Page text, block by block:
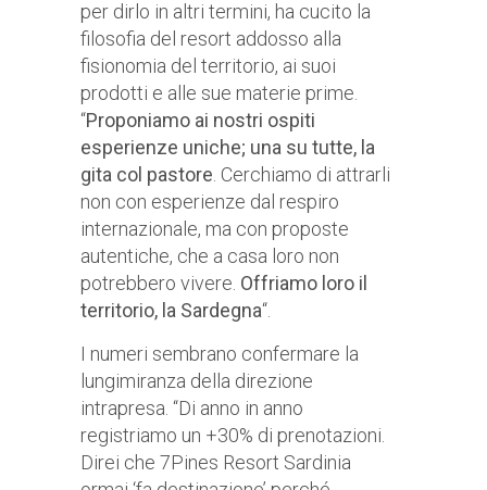
per dirlo in altri termini, ha cucito la
filosofia del resort addosso alla
fisionomia del territorio, ai suoi
prodotti e alle sue materie prime.
“Proponiamo ai nostri ospiti
esperienze uniche; una su tutte, la
gita col pastore. Cerchiamo di attrarli
non con esperienze dal respiro
internazionale, ma con proposte
autentiche, che a casa loro non
potrebbero vivere. Offriamo loro il
territorio, la Sardegna“.
I numeri sembrano confermare la
lungimiranza della direzione
intrapresa. “Di anno in anno
registriamo un +30% di prenotazioni.
Direi che 7Pines Resort Sardinia